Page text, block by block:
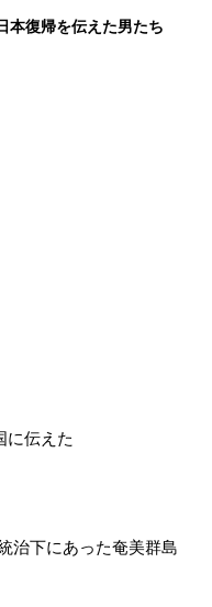
本復帰を伝えた男たち
に伝えた
治下にあった奄美群島